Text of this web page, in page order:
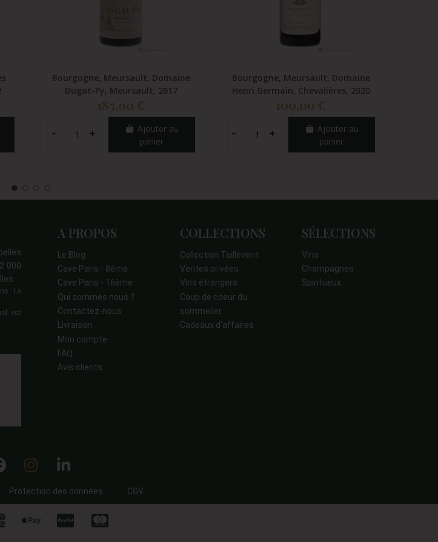
Bourgogne, Meursault, Domaine
Dugat-Py, Meursault, 2017
185,00 €
Ajouter au
panier
Bourgogne, Meursault, Domaine
Henri Germain, Chevalières, 2020
100,00 €
Ajouter au
panier
000
La
est
A PROPOS
Le Blog
Cave Paris - 8ème
Cave Paris - 16ème
Qui sommes nous ?
Contactez-nous
Livraison
Mon compte
FAQ
Avis clients
COLLECTIONS
Collection Taillevent
Ventes privées
Vins étrangers
Coup de coeur du
sommelier
Cadeaux d'affaires
SÉLECTIONS
Vins
Champagnes
Spiritueux
Protection des données CGV